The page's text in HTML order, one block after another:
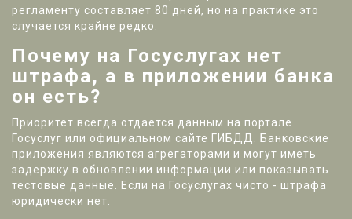
регламенту составляет 80 дней, но на практике это
случается крайне редко.
Почему на Госуслугах нет
штрафа, а в приложении банка
он есть?
Приоритет всегда отдается данным на портале
Госуслуг или официальном сайте ГИБДД. Банковские
приложения являются агрегаторами и могут иметь
задержку в обновлении информации или показывать
тестовые данные. Если на Госуслугах чисто - штрафа
юридически нет.